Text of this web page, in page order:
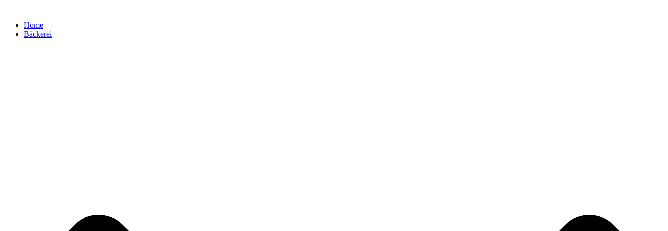
springenHome
Bäckerei